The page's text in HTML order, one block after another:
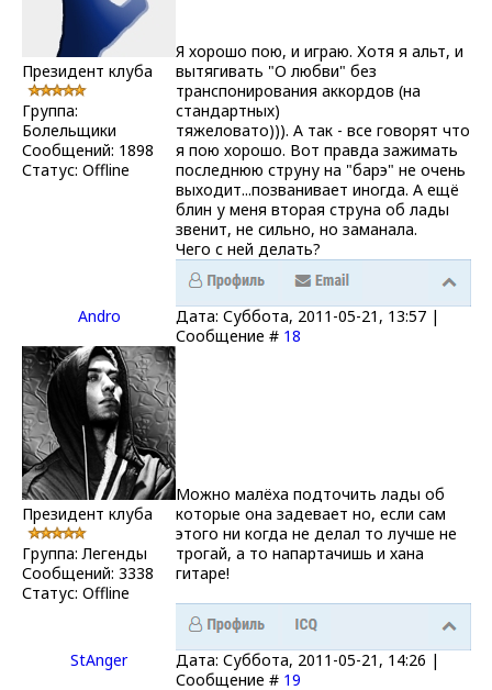
Президент клуба
Группа:
Болельщики
Сообщений: 1898
Статус: Offline
Я хорошо пою, и играю. Хотя я альт, и
вытягивать "О любви" без
транспонирования аккордов (на
стандартных)
тяжеловато))). А так - все говорят что
я пою хорошо. Вот правда зажимать
последнюю струну на "барэ" не очень
выходит...позванивает иногда. А ещё
блин у меня вторая струна об лады
звенит, не сильно, но заманала.
Чего с ней делать?
Andro
Дата: Суббота, 2011-05-21, 13:57 |
Сообщение # 18
Президент клуба
Группа: Легенды
Сообщений: 3338
Статус: Offline
Можно малёха подточить лады об
которые она задевает но, если сам
этого ни когда не делал то лучше не
трогай, а то напартачишь и хана
гитаре!
StAnger
Дата: Суббота, 2011-05-21, 14:26 |
Сообщение # 19